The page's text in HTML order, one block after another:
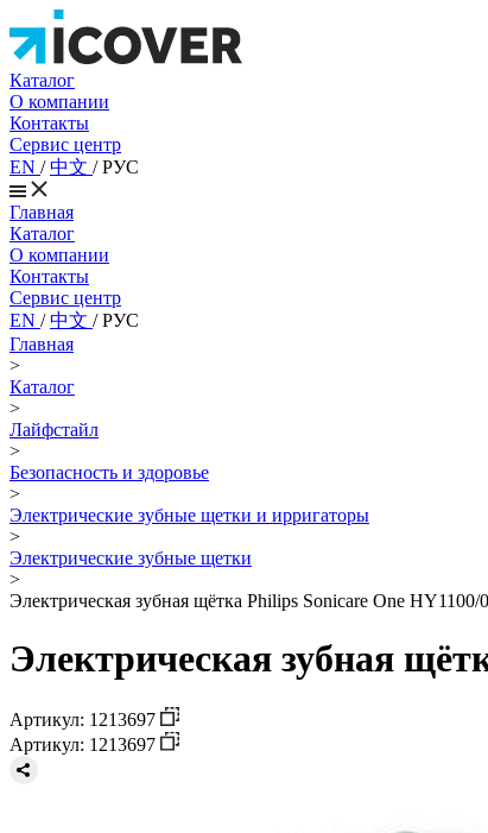
Каталог
О компании
Контакты
Сервис центр
EN /中文 /РУС
Главная
Каталог
О компании
Контакты
Сервис центр
EN /中文 /РУС
Главная
>
Каталог
>
Лайфстайл
>
Безопасность и здоровье
>
Электрические зубные щетки и ирригаторы
>
Электрические зубные щетки
>
Электрическая зубная щётка Philips Sonicare One HY1100/
Электрическая зубная
Артикул: 1213697
Артикул: 1213697